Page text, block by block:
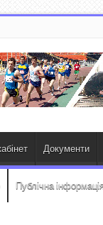
Документи
Публічна